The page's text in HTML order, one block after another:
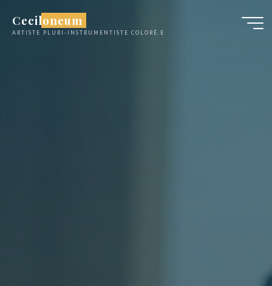
contenu
Ceciloneum
ARTISTE PLURI-INSTRUMENTISTE COLORÉ.E